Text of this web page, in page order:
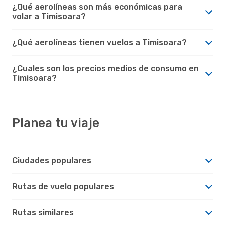
¿Qué aerolíneas son más económicas para
volar a Timisoara?
¿Qué aerolíneas tienen vuelos a Timisoara?
¿Cuales son los precios medios de consumo en
Timisoara?
Planea tu viaje
Ciudades populares
Rutas de vuelo populares
Rutas similares